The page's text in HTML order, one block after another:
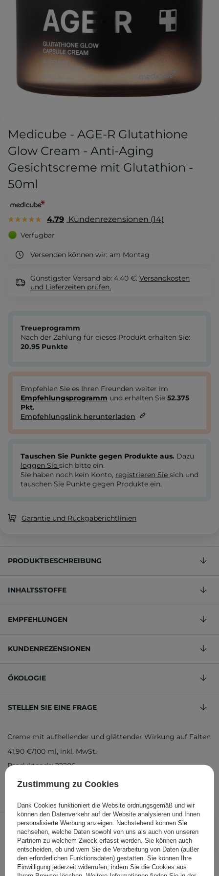
Medicube - AGE-R Glutathione
Glow Cream - Anti-Aging
Gesichtscreme mit Glutathion -
50ml
4.79 Kundenrezensionen 14
Verfügbar
Versenden können wir: am Montag
Günstigster Versand ab: 4,40 €. Versandkosten
und Lieferzeiten prüfen.
20,95 € /
IN DEN WARENKORB
Treueprogramm
Nach der Zahlung für dieses Produkt erhalten Sie:
20.95 Punkte
Empfehlen Sie es Ihren Freunden weiter im
Empfehlungsprogramm und erhalten Sie 52.375
Pkt.
Empfehlungslink herunterladen
Tauschen Sie Punkte gegen Produkte aus. Dazu
loggen Sie sich bitte ein.
Sie haben noch kein Konto, registrieren Sie sich und
tauschen Sie Punkte gegen Produkte ein.
Garantie und Rückgaberichtlinien
PRODUKTBESCHREIBUNG
INHALTSSTOFFE
EMPFEHLUNGEN
KUNDENREZENSIONEN
ÖKOLOGIE
STELLEN SIE EINE FRAGE
Creme mit aufhellender und glättender Wirkung auf Falten
41,90 €/100 ml, inkl. MwSt.
Produktcode: 22206
Folgende Produkte wurden von
Zustimmung zu Cookies
Dank Cookies funktioniert die Website ordnungsgemäß und wir
können den Datenverkehr auf der Website analysieren und Ihnen
personalisierte Werbung anzeigen. Nachstehend können Sie
nachsehen, welche Daten sowohl von uns als auch von unseren
Partnern zu welchem Zweck erfasst werden. Sie können auch
entscheiden, ob und wem Sie die Verarbeitung von Daten (außer
den erforderlichen Funktionsdaten) gestatten. Sie können Ihre
Einwilligung jederzeit widerrufen, indem Sie die Cookies aus